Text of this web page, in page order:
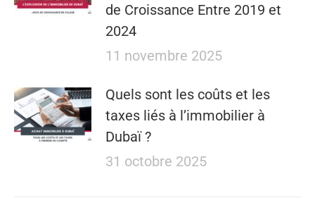
de Croissance Entre 2019 et
2024
11 novembre 2025
Quels sont les coûts et les
taxes liés à l’immobilier à
Dubaï ?
31 octobre 2025